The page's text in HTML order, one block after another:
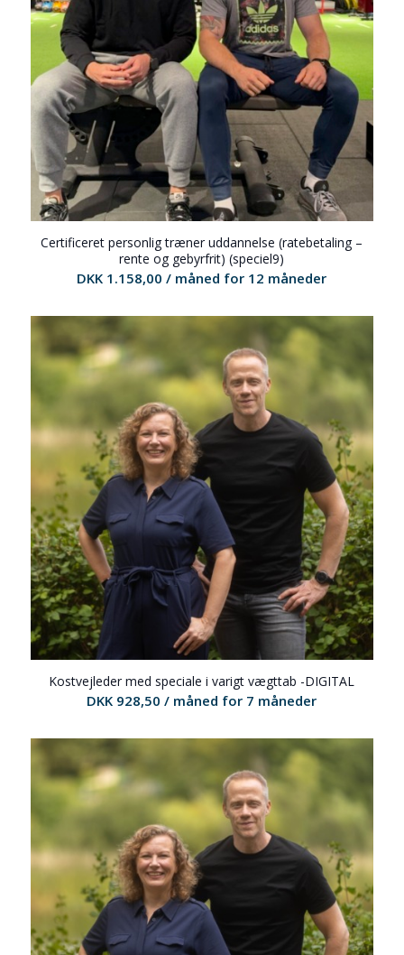
Certificeret personlig træner uddannelse (ratebetaling –
rente og gebyrfrit) (speciel9)
DKK 1.158,00 / måned for 12 måneder
Kostvejleder med speciale i varigt vægttab -DIGITAL
DKK 928,50 / måned for 7 måneder